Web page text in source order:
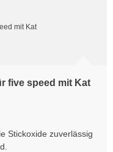
mit Kat
five speed mit Kat
Stickoxide zuverlässig